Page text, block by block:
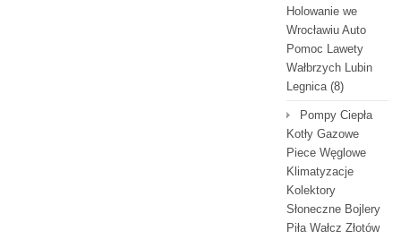
Holowanie we
Wrocławiu Auto
Pomoc Lawety
Wałbrzych Lubin
Legnica(8)
Pompy Ciepła
Kotły Gazowe
Piece Węglowe
Klimatyzacje
Kolektory
Słoneczne Bojlery
Piła Wałcz Złotów